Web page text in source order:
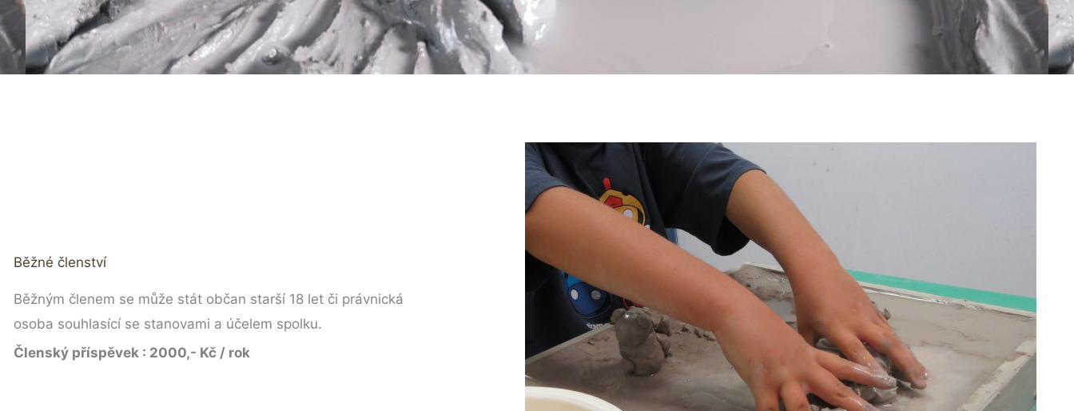
Běžné členství
Běžným členem se může stát občan starší 18 let či právnická
osoba souhlasící se stanovami a účelem spolku.
Členský příspěvek : 2000,- Kč / rok